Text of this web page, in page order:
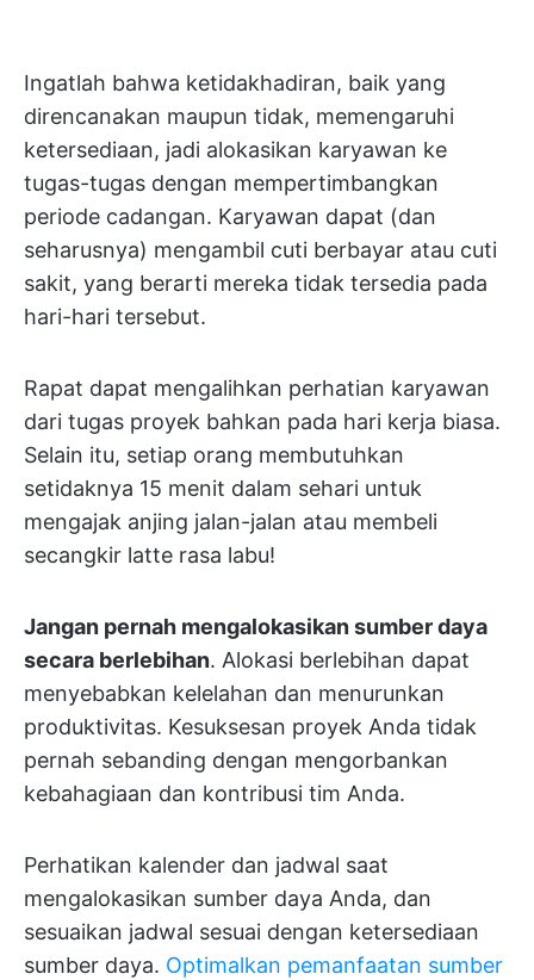
Ingatlah bahwa ketidakhadiran, baik yang
direncanakan maupun tidak, memengaruhi
ketersediaan, jadi alokasikan karyawan ke
tugas-tugas dengan mempertimbangkan
periode cadangan. Karyawan dapat (dan
seharusnya) mengambil cuti berbayar atau cuti
sakit, yang berarti mereka tidak tersedia pada
hari-hari tersebut.
Rapat dapat mengalihkan perhatian karyawan
dari tugas proyek bahkan pada hari kerja biasa.
Selain itu, setiap orang membutuhkan
setidaknya 15 menit dalam sehari untuk
mengajak anjing jalan-jalan atau membeli
secangkir latte rasa labu!
Jangan pernah mengalokasikan sumber daya
secara berlebihan. Alokasi berlebihan dapat
menyebabkan kelelahan dan menurunkan
produktivitas. Kesuksesan proyek Anda tidak
pernah sebanding dengan mengorbankan
kebahagiaan dan kontribusi tim Anda.
Perhatikan kalender dan jadwal saat
mengalokasikan sumber daya Anda, dan
sesuaikan jadwal sesuai dengan ketersediaan
sumber daya. Optimalkan pemanfaatan sumber